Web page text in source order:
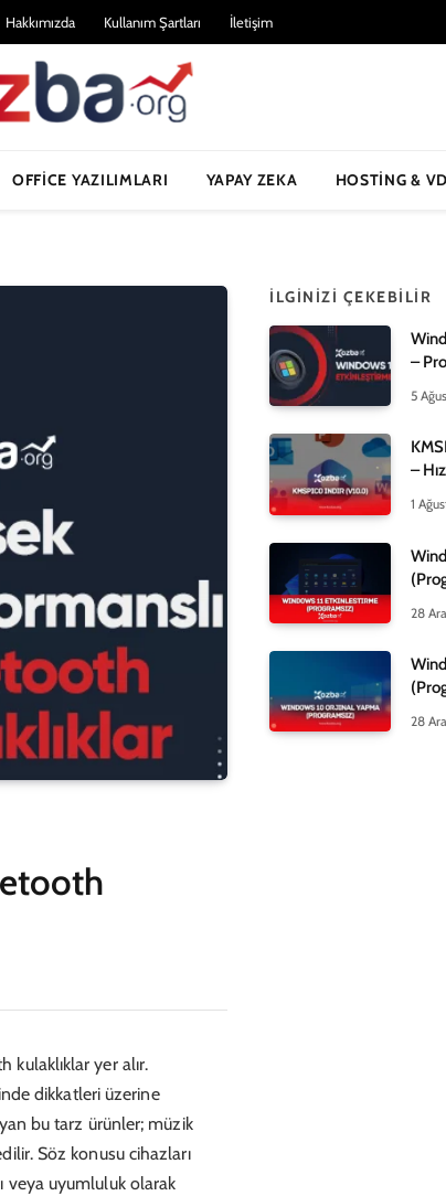
Hakkımızda Kullanım Şartları İletişim
OFFICE YAZILIMLARI YAPAY ZEKA HOSTING &
kulaklıklar yer alır.
dikkatleri üzerine
bu tarz ürünler; müzik
Söz konusu cihazları
veya uyumluluk olarak
İLGINIZI ÇEKEBILIR
–
5
–
1
28
28